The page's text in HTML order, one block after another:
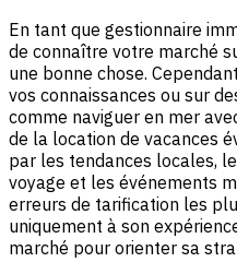
En tant que gestionnaire
de connaître votre marché
une bonne chose.
vos connaissances ou sur
comme naviguer en mer
de la location de vacances
par les tendances locales,
voyage et les événements
erreurs de tarification les
uniquement à son
marché pour orienter sa